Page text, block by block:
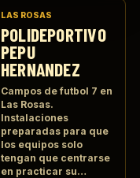
LAS ROSAS
POLIDEPORTIVO
PEPU
HERNANDEZ
Campos de futbol 7 en
Las Rosas.
Instalaciones
preparadas para que
los equipos solo
tengan que centrarse
en practicar su